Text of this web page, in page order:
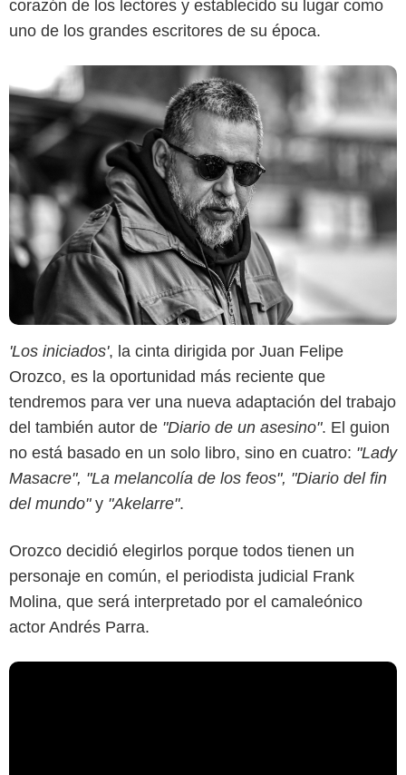
corazón de los lectores y establecido su lugar como
uno de los grandes escritores de su época.
'Los iniciados', la cinta dirigida por Juan Felipe
Orozco, es la oportunidad más reciente que
tendremos para ver una nueva adaptación del trabajo
del también autor de "Diario de un asesino". El guion
no está basado en un solo libro, sino en cuatro: "Lady
Masacre", "La melancolía de los feos", "Diario del fin
del mundo"y "Akelarre".
Orozco decidió elegirlos porque todos tienen un
personaje en común, el periodista judicial Frank
Molina, que será interpretado por el camaleónico
actor Andrés Parra.